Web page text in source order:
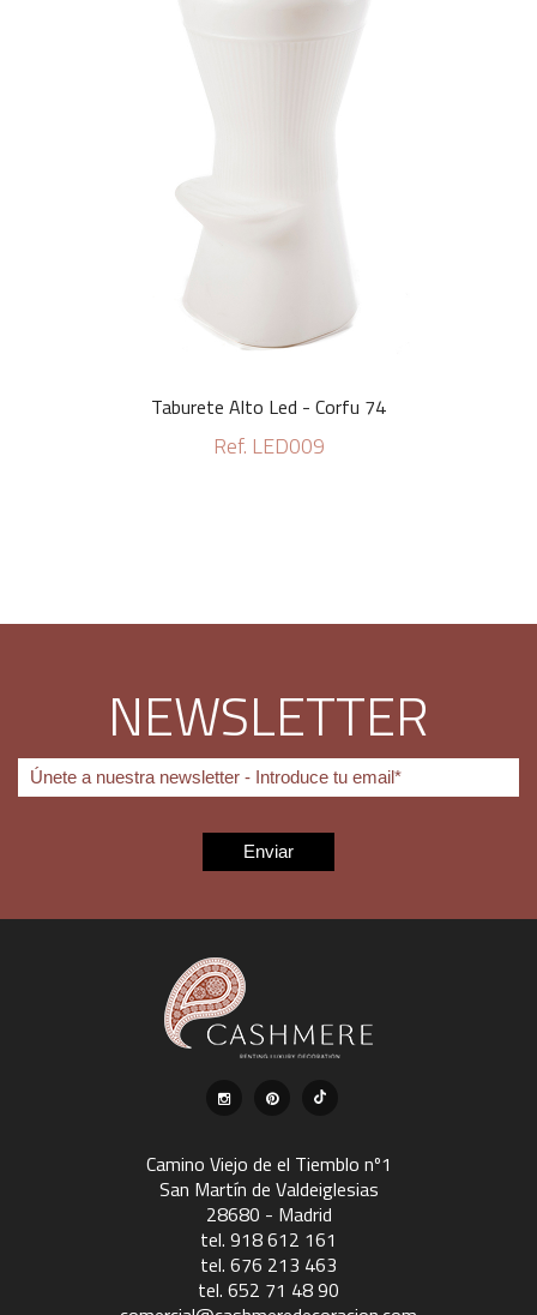
Taburete Alto Led - Corfu 74
Ref. LED009
NEWSLETTER
Camino Viejo de el Tiemblo nº1
San Martín de Valdeiglesias
28680 - Madrid
tel. 918 612 161
tel. 676 213 463
tel. 652 71 48 90